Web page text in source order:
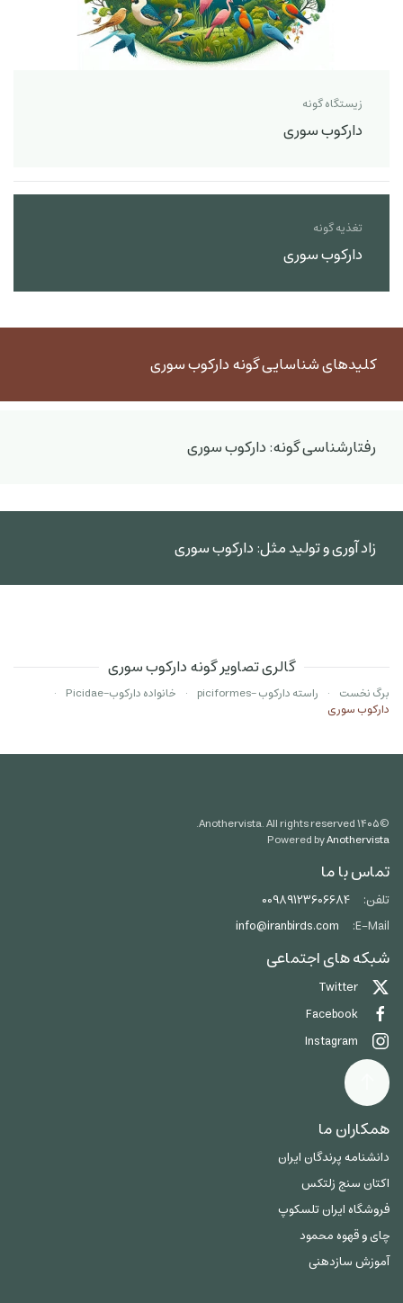
زیستگاه گونه
دارکوب سوری
تغذیه گونه
دارکوب سوری
کلیدهای شناسایی گونه دارکوب سوری
رفتارشناسی گونه: دارکوب سوری
زاد آوری و تولید مثل: دارکوب سوری
گالری تصاویر گونه دارکوب سوری
برگ نخست راسته دارکوب -piciformes
خانواده دارکوب-Picidae
دارکوب سوری
©۱۴۰۵
Powered byAnothervista
تماس با ما
تلفن:
00989123606684
E-Mail:
info@iranbirds.com
شبکه های اجتماعی
Twitter
Facebook
Instagram
همکاران ما
دانشنامه پرندگان ایران
اکتان سنج زلتکس
فروشگاه ایران تلسکوپ
چای و قهوه محمود
آموزش سازدهنی